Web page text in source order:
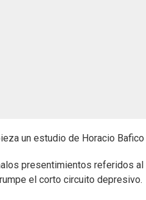
un estudio de Horacio
presentimientos referidos
el corto circuito depresivo.